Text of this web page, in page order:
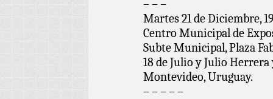
– – –
Martes 21 de Diciembre,
Centro Municipal de
Subte Municipal, Plaza
18 de Julio y Julio Herrera
Montevideo, Uruguay.
– – – – –